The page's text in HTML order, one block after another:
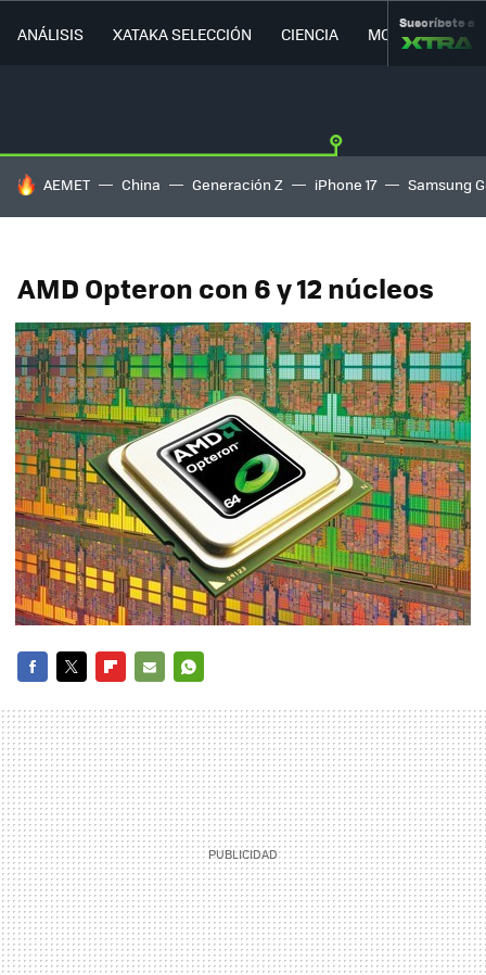
ANÁLISIS XATAKA SELECCIÓN CIENCIA MOVILIDAD
Suscríbete a
HOY SE HABLA DE
AEMET China Generación Z iPhone 17 Samsung
AMD Opteron con 6 y 12 núcleos
MAIL